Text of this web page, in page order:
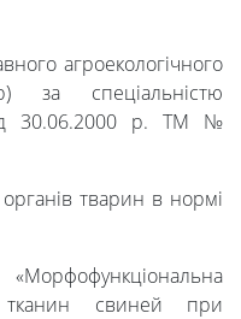
агроекологічного
за спеціальністю
30.06.2000 р. ТМ №
тварин в нормі
тканин свиней при